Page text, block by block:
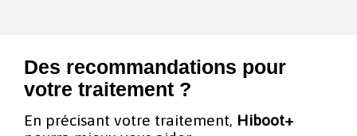
Des recommandations pour
votre traitement ?
En précisant votre traitement, Hiboot+